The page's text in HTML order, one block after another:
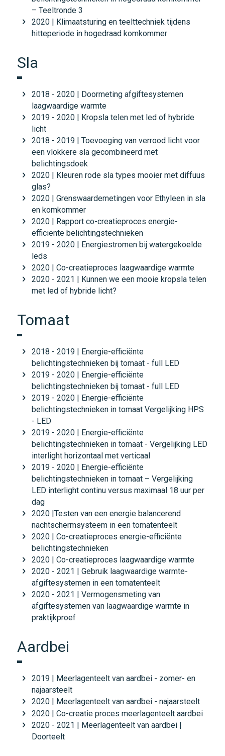
– Teeltronde 3
2020 | Klimaatsturing en teelttechniek tijdens
hitteperiode in hogedraad komkommer
Sla
2018 - 2020 | Doormeting afgiftesystemen
laagwaardige warmte
2019 - 2020 | Kropsla telen met led of hybride
licht
2018 - 2019 | Toevoeging van verrood licht voor
een vlokkere sla gecombineerd met
belichtingsdoek
2020 | Kleuren rode sla types mooier met diffuus
glas?
2020 | Grenswaardemetingen voor Ethyleen in sla
en komkommer
2020 | Rapport co-creatieproces energie-
efficiënte belichtingstechnieken
2019 - 2020 | Energiestromen bij watergekoelde
leds
2020 | Co-creatieproces laagwaardige warmte
2020 - 2021 | Kunnen we een mooie kropsla telen
met led of hybride licht?
Tomaat
2018 - 2019 | Energie-efficiënte
belichtingstechnieken bij tomaat - full LED
2019 - 2020 | Energie-efficiënte
belichtingstechnieken bij tomaat - full LED
2019 - 2020 | Energie-efficiënte
belichtingstechnieken in tomaat Vergelijking HPS
- LED
2019 - 2020 | Energie-efficiënte
belichtingstechnieken in tomaat - Vergelijking LED
interlight horizontaal met verticaal
2019 - 2020 | Energie-efficiënte
belichtingstechnieken in tomaat – Vergelijking
LED interlight continu versus maximaal 18 uur per
dag
2020 |Testen van een energie balancerend
nachtschermsysteem in een tomatenteelt
2020 | Co-creatieproces energie-efficiënte
belichtingstechnieken
2020 | Co-creatieproces laagwaardige warmte
2020 - 2021 | Gebruik laagwaardige warmte-
afgiftesystemen in een tomatenteelt
2020 - 2021 | Vermogensmeting van
afgiftesystemen van laagwaardige warmte in
praktijkproef
Aardbei
2019 | Meerlagenteelt van aardbei - zomer- en
najaarsteelt
2020 | Meerlagenteelt van aardbei - najaarsteelt
2020 | Co-creatie proces meerlagenteelt aardbei
2020 - 2021 | Meerlagenteelt van aardbei |
Doorteelt